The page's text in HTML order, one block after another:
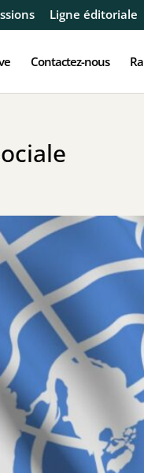
Ligne éditoriale
Contactez-nous